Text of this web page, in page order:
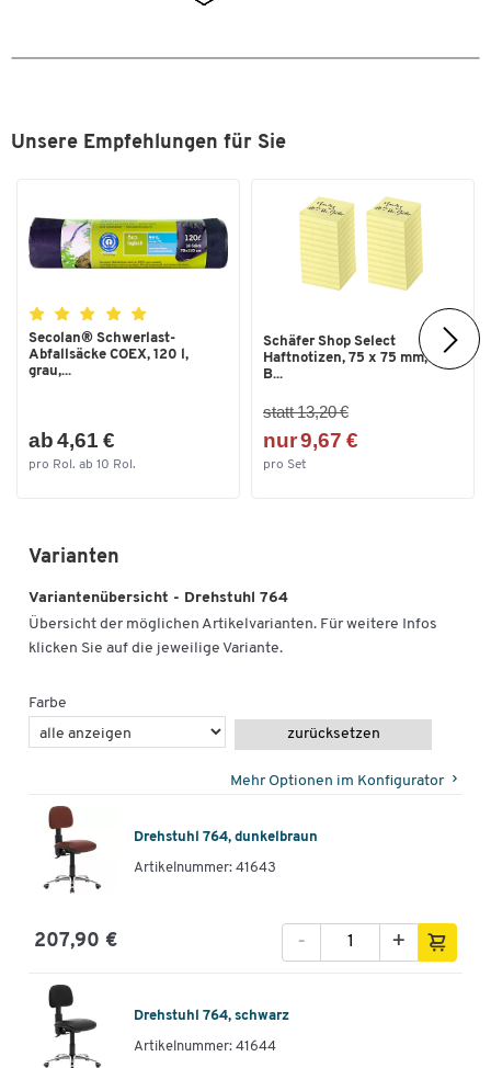
Höhenverstellbar durch Gasfeder
Kopfstütze Nein
Aluminium
Material Polsterung Polyvinylchlorid (PVC)
Rückenlehnenhöhe [mm]
Sitzhöhe bis [mm] 570
Sitztiefe [mm] 425
Unsere Empfehlungen für Sie
Secolan® Schwerlast-
Abfallsäcke COEX, 120 l,
grau,...
ab 4,61 €
pro Rol. ab 10 Rol.
Schäfer Shop Select
Haftnotizen, 75 x 75 mm, 100
B...
statt 13,20 €
nur 9,67 €
pro Set
Varianten
Variantenübersicht - Drehstuhl 764
Übersicht der möglichen Artikelvarianten. Für weitere Infos
klicken Sie auf die jeweilige Variante.
Farbe
zurücksetzen
Mehr Optionen im Konfigurator
Drehstuhl 764, dunkelbraun
Artikelnummer: 41643
207,90 € +
-
Drehstuhl 764, schwarz
Artikelnummer: 41644